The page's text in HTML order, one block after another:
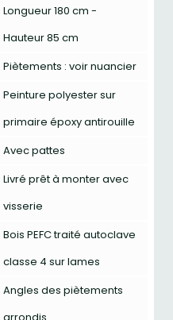
Longueur 180 cm -
Hauteur 85 cm
Piètements : voir nuancier
Peinture polyester sur
primaire époxy antirouille
Avec pattes
Livré prêt à monter avec
visserie
Bois PEFC traité autoclave
classe 4 sur lames
Angles des piètements